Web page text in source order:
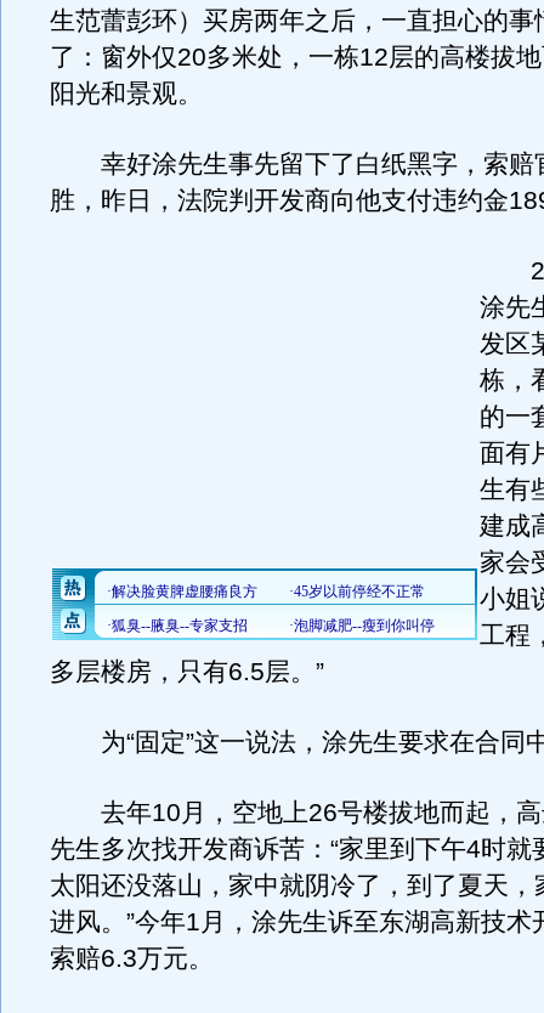
生范蕾彭环）买房两年之后，一直担心的事
了：窗外仅20多米处，一栋12层的高楼拔
阳光和景观。
幸好涂先生事先留下了白纸黑字，索赔
胜，昨日，法院判开发商向他支付违约金
涂先
发区
栋，
的一
面有
生有
建成
家会
小姐
工程
多层楼房，只有6.5层。”
为“固定”这一说法，涂先生要求在合同
去年10月，空地上26号楼拔地而起，高
先生多次找开发商诉苦：“家里到下午4时就
太阳还没落山，家中就阴冷了，到了夏天，
进风。”今年1月，涂先生诉至东湖高新技术
索赔6.3万元。